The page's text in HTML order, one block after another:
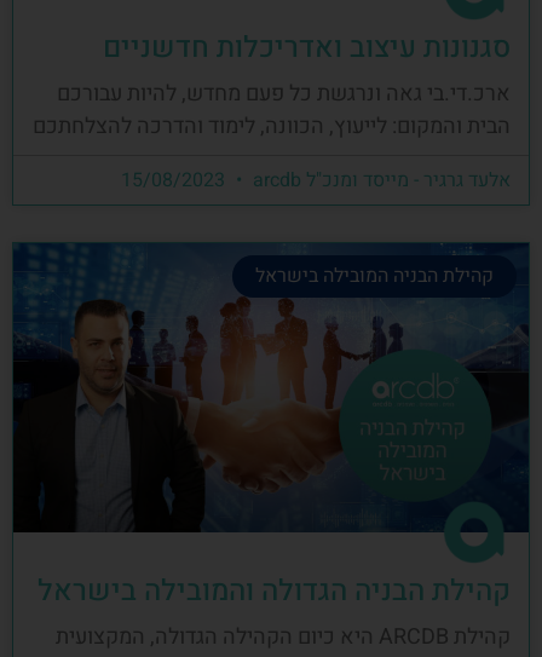
סגנונות עיצוב ואדריכלות חדשניים
ארכ.די.בי גאה ונרגשת כל פעם מחדש, להיות עבורכם
הבית והמקום: לייעוץ, הכוונה, לימוד והדרכה להצלחתכם
אלעד גרגיר - מייסד ומנכ"ל arcdb
קהילת הבניה המובילה בישראל
קהילת הבניה הגדולה והמובילה בישראל
קהילת ARCDB היא כיום הקהילה הגדולה, המקצועית